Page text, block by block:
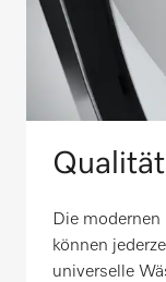
Qualität
Die
können
universelle